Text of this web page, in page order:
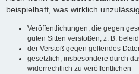
beispielhaft, was wirklich
Veröffentlichungen, die gegen
guten Sitten verstoßen, z. B.
der Verstoß gegen geltendes
gesetzlich, insbesondere durch
widerrechtlich zu veröffentlichen